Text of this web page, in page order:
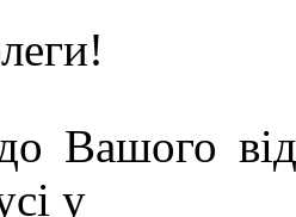
Вашого
у